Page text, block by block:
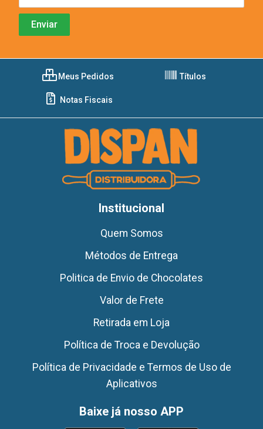
Meus Pedidos Títulos
Notas Fiscais
Institucional
Quem Somos
Métodos de Entrega
Politica de Envio de Chocolates
Valor de Frete
Retirada em Loja
Política de Troca e Devolução
Política de Privacidade e Termos de Uso de
Aplicativos
Baixe já nosso APP